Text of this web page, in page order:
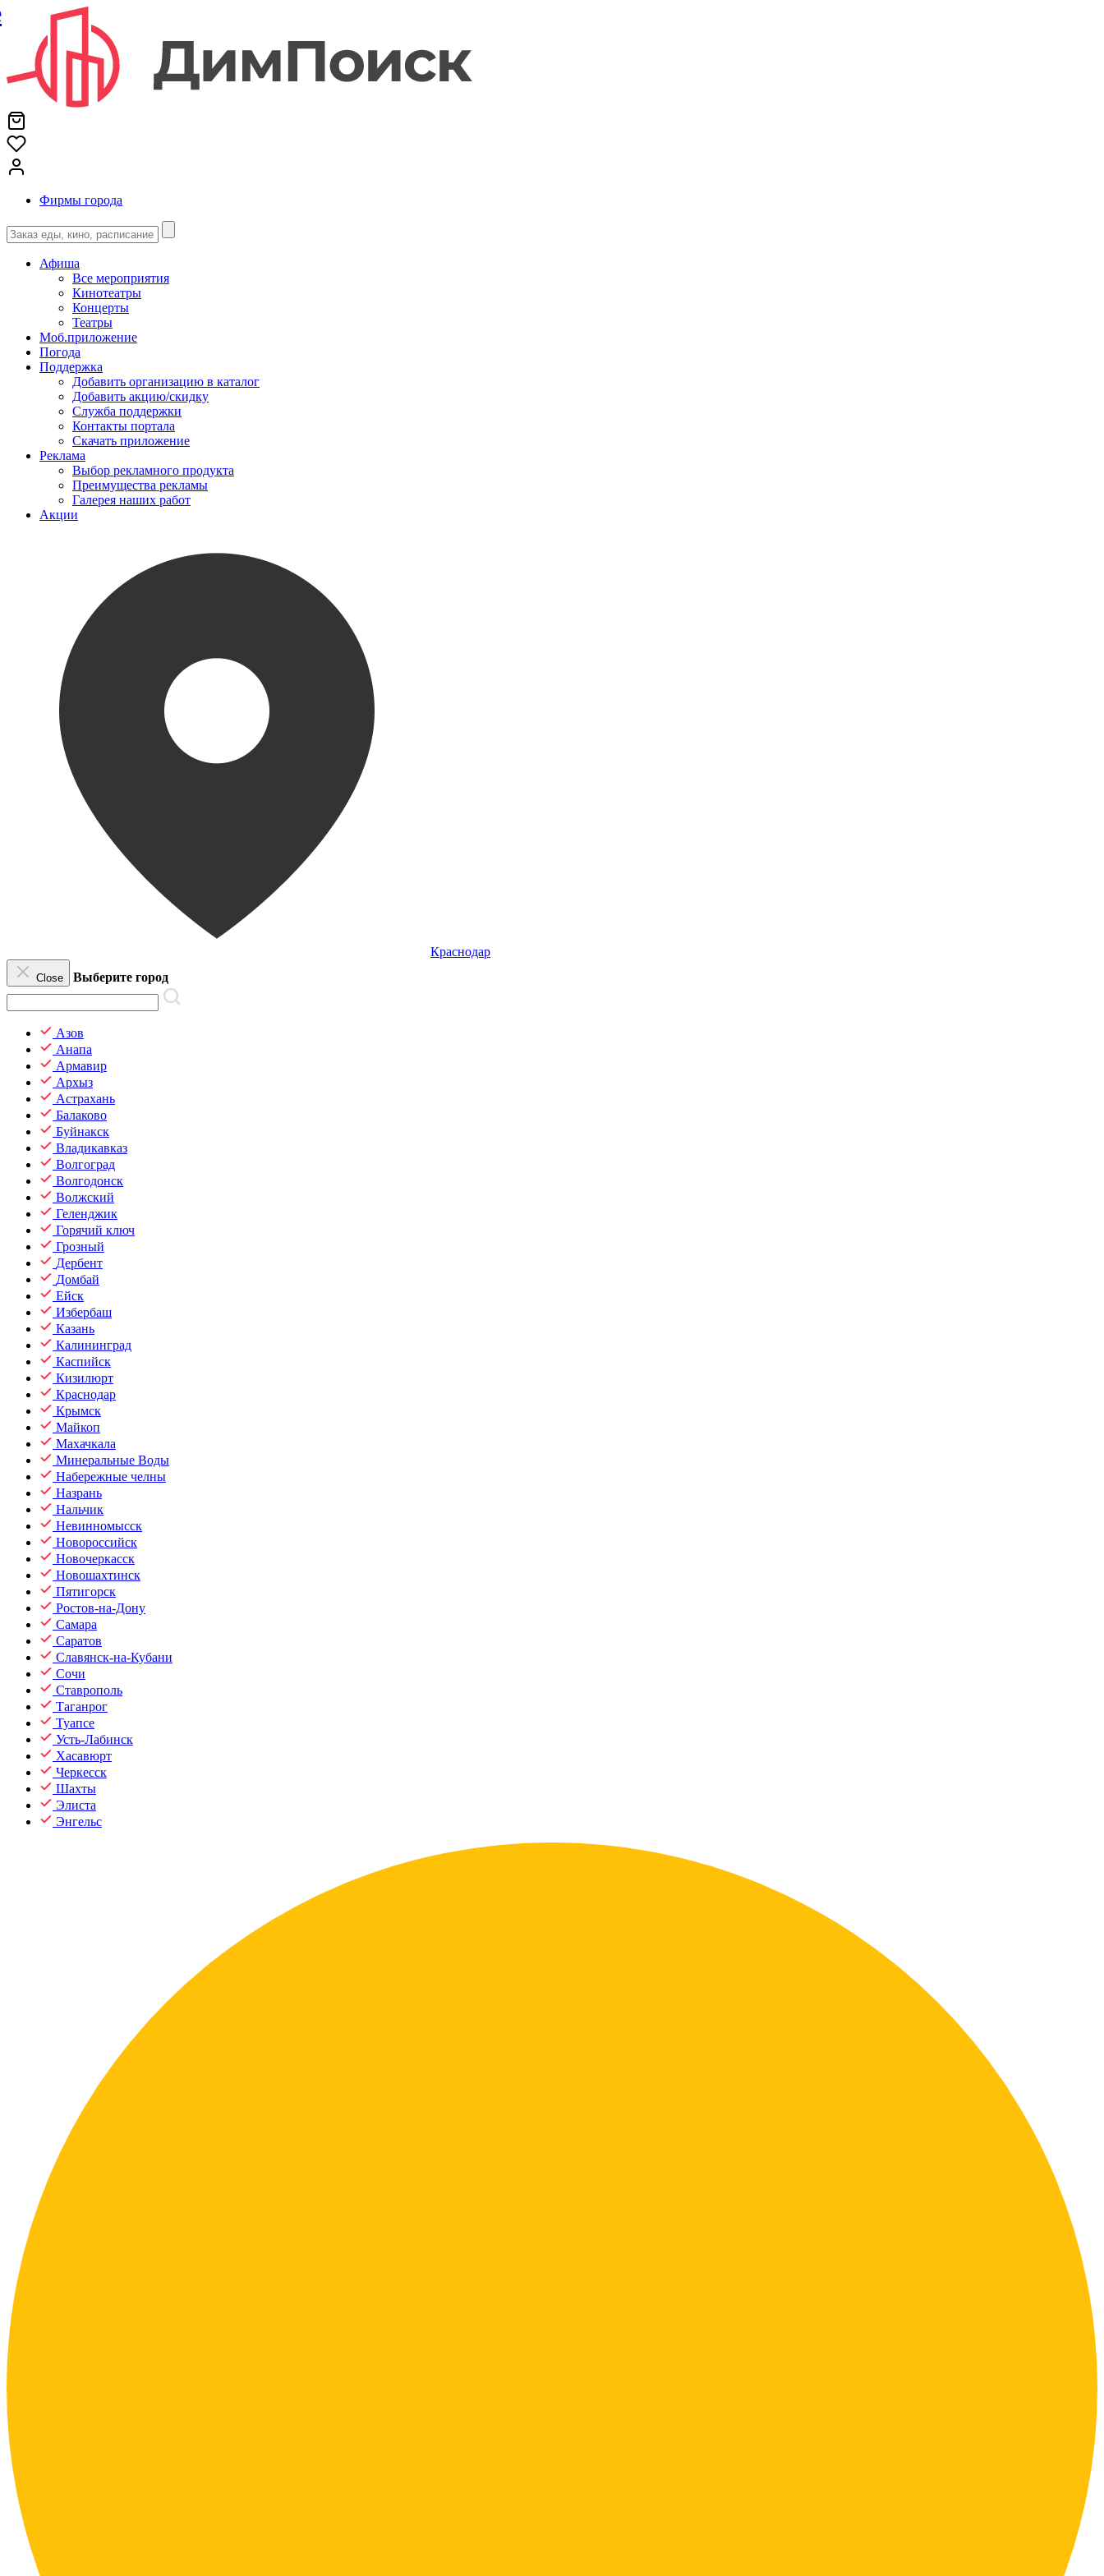
Фирмы города
Афиша
Все мероприятия
Кинотеатры
Концерты
Театры
Моб.приложение
Погода
Поддержка
Добавить организацию в каталог
Добавить акцию/скидку
Служба поддержки
Контакты портала
Скачать приложение
Реклама
Выбор рекламного продукта
Преимущества рекламы
Галерея наших работ
Акции
Краснодар
Close Выберите город
Азов
Анапа
Армавир
Архыз
Астрахань
Балаково
Буйнакск
Владикавказ
Волгоград
Волгодонск
Волжский
Геленджик
Горячий ключ
Грозный
Дербент
Домбай
Ейск
Избербаш
Казань
Калининград
Каспийск
Кизилюрт
Краснодар
Крымск
Майкоп
Махачкала
Минеральные Воды
Набережные челны
Назрань
Нальчик
Невинномысск
Новороссийск
Новочеркасск
Новошахтинск
Пятигорск
Ростов-на-Дону
Самара
Саратов
Славянск-на-Кубани
Сочи
Ставрополь
Таганрог
Туапсе
Усть-Лабинск
Хасавюрт
Черкесск
Шахты
Элиста
Энгельс